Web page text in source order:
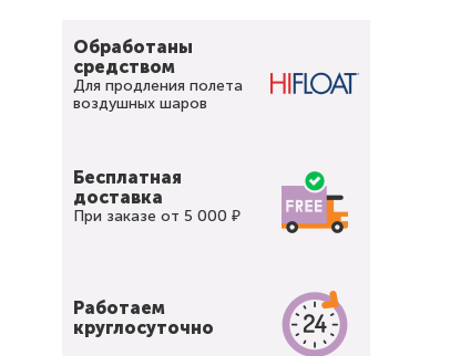
Обработаны
средством
Для продления полета
воздушных шаров
Бесплатная
доставка
При заказе от 5 000 ₽
Работаем
круглосуточно